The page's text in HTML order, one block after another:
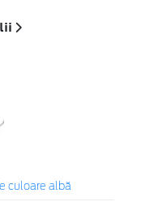
culoare albă